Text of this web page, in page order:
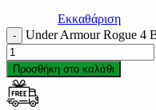
Εκκαθάριση
Under Armour Rogue 4
Προσθήκη στο καλάθι